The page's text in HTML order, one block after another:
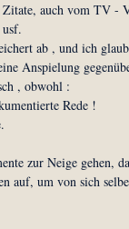
auch vom TV -
ab , und ich
Anspielung
, obwohl :
Rede !
zur Neige gehen,
auf, um von sich